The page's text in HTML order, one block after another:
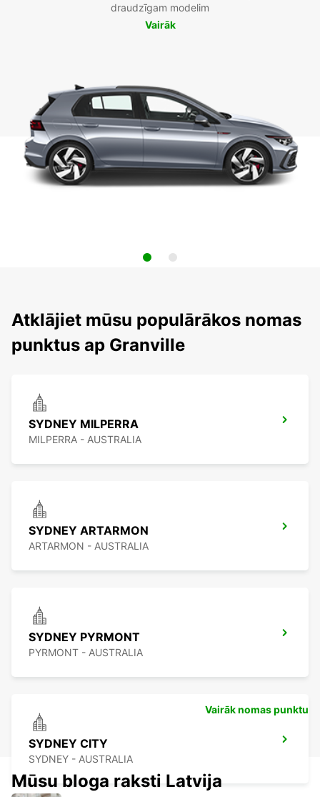
draudzīgam modelim
Vairāk
Atklājiet mūsu populārākos nomas
punktus ap Granville
SYDNEY MILPERRA
MILPERRA - AUSTRALIA
SYDNEY ARTARMON
ARTARMON - AUSTRALIA
SYDNEY PYRMONT
PYRMONT - AUSTRALIA
SYDNEY CITY
SYDNEY - AUSTRALIA
Vairāk nomas punktu
Mūsu bloga raksti Latvija